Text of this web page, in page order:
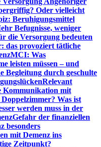
Oder vielleicht
Beruhigungsmittel
Befugnisse, weniger
die Versorgung bedeuten
das provoziert tätliche
MCI: Was
leisten müssen – und
Begleitung durch geschulte
Relevant
Kommunikation mit
Was ist
werden muss in der
Gefahr der finanziellen
besonders
mit Demenz ins
Zeitpunkt?